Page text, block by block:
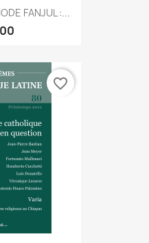
FANJUL :...
favorite_border